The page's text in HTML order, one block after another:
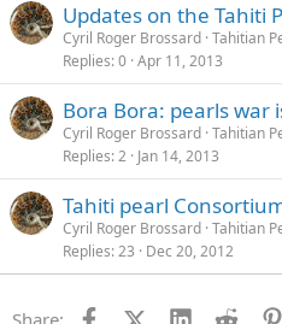
Updates on the Tahiti
Cyril Roger Brossard Tahitian
Replies 0 Apr 11, 2013
Bora Bora: pearls war
Cyril Roger Brossard Tahitian
Replies 2 Jan 14, 2013
Tahiti pearl
Cyril Roger Brossard Tahitian
Replies 23 Dec 20, 2012
Share: FacebookX (Twitter)
LinkedInReddit